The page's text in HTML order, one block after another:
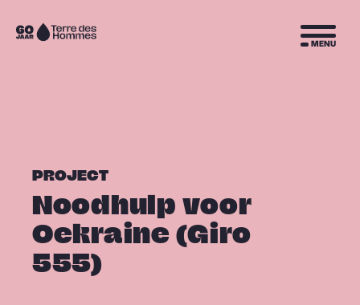
Sla navigatie over
Naar
MENU
PROJECT
Noodhulp voor
Oekraine (Giro
555)